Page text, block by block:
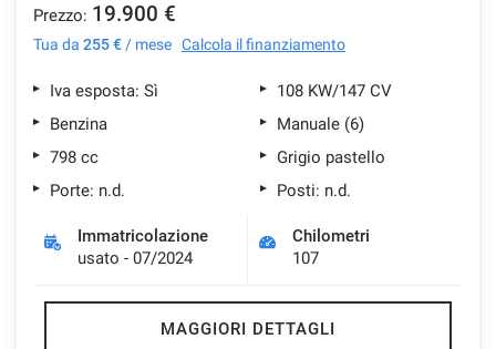
Prezzo: 19.900 €
Tua da 255 € / mese Calcola il finanziamento
Iva esposta: Sì
108 KW/147 CV
Benzina
Manuale (6)
798 cc
Grigio pastello
Porte: n.d.
Posti: n.d.
Immatricolazione
usato - 07/2024
Chilometri
107
MAGGIORI DETTAGLI